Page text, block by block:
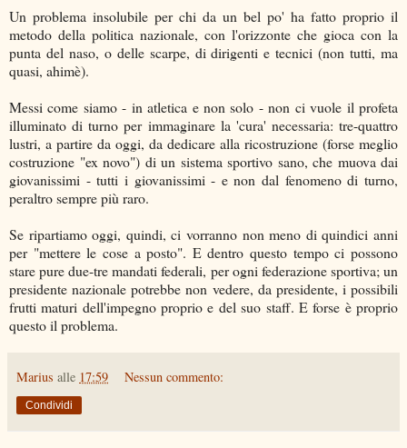
Un problema insolubile per chi da un bel po' ha fatto proprio il
metodo della politica nazionale, con l'orizzonte che gioca con la
punta del naso, o delle scarpe, di dirigenti e tecnici (non tutti, ma
quasi, ahimè).
Messi come siamo - in atletica e non solo - non ci vuole il profeta
illuminato di turno per immaginare la 'cura' necessaria: tre-quattro
lustri, a partire da oggi, da dedicare alla ricostruzione (forse meglio
costruzione "ex novo") di un sistema sportivo sano, che muova dai
giovanissimi - tutti i giovanissimi - e non dal fenomeno di turno,
peraltro sempre più raro.
Se ripartiamo oggi, quindi, ci vorranno non meno di quindici anni
per "mettere le cose a posto". E dentro questo tempo ci possono
stare pure due-tre mandati federali, per ogni federazione sportiva; un
presidente nazionale potrebbe non vedere, da presidente, i possibili
frutti maturi dell'impegno proprio e del suo staff. E forse è proprio
questo il problema.
Marius alle 17:59 Nessun commento:
Condividi